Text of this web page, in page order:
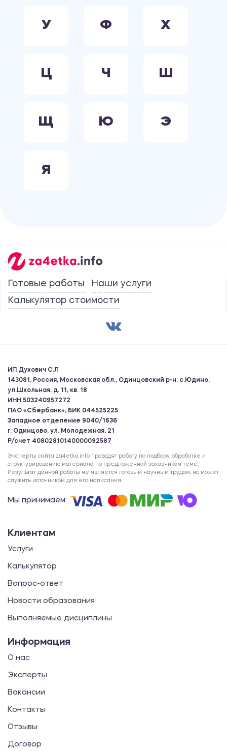
У Ф Х
Ц Ч Ш
Щ Ю Э
Я
Готовые работы
Наши услуги
Калькулятор стоимости
ИП Духович С.Л
143081, Россия, Московская обл., Одинцовский р-н, с.Юдино,
ул.Школьная, д. 11, кв. 18
ИНН 503240957272
ПАО «Сбербанк», БИК 044525225
Западное отделение 9040/1636
г. Одинцово, ул. Молодежная, 21
Р/счет 40802810140000092587
Эксперты сайта za4etka.info проводят работу по подбору, обработке и
структурированию материала по предложенной заказчиком теме.
Результат данной работы не является готовым научным трудом, но может
служить источником для его написания.
Мы принимаем:
Клиентам
Услуги
Калькулятор
Вопрос-ответ
Новости образования
Выполняемые дисциплины
Информация
О нас
Эксперты
Вакансии
Контакты
Отзывы
Договор